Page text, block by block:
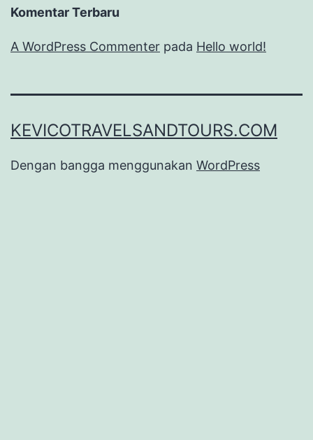
Komentar Terbaru
A WordPress Commenter pada Hello world!
KEVICOTRAVELSANDTOURS.COM
Dengan bangga menggunakan WordPress